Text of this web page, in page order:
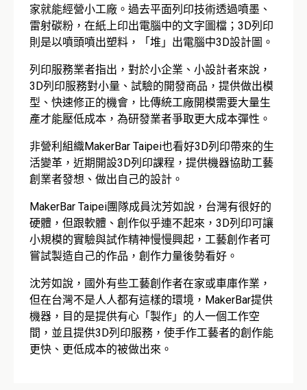
家就能經營小工廠。過去平面列印技術透過噴墨、
雷射碳粉，在紙上印出電腦中的文字圖檔；3D列印
則是以噴頭噴出塑料，「堆」出電腦中3D設計圖。
列印服務業者指出，對於小企業、小設計者來說，
3D列印服務對小量、試驗的開發商品，提供做出模
型、快速修正的機會，比傳統工廠開模需要大量生
產才能壓低成本，為研發業者爭取更大成本彈性。
非營利組織MakerBar Taipei也看好3D列印帶來的生
活變革，近期開設3D列印課程，提供機器協助工藝
創業者發想、做出自己的設計。
MakerBar Taipei團隊成員沈芳如說，台灣有很好的
硬體，但跟軟體、創作似乎連不起來，3D列印可讓
小規模的實驗與試作精神慢慢興起，工藝創作者可
嘗試製造自己的作品，創作力量後勢看好。
沈芳如說，國外有些工藝創作者在家或車庫作業，
但在台灣不是人人都有這樣的環境，MakerBar提供
機器，目的是提供有心「製作」的人一個工作空
間，並且提供3D列印服務，使手作工藝者的創作能
更快、更低成本的被做出來。